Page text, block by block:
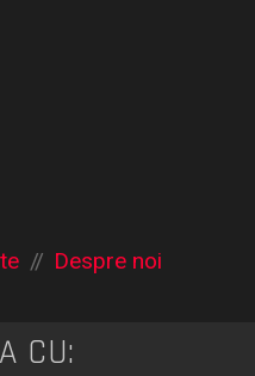
Despre noi
CU: